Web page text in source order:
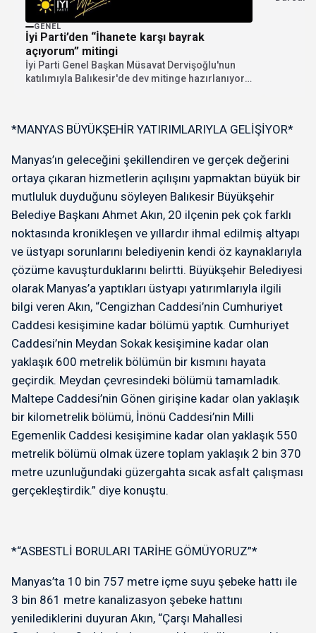
GENEL
İyi Parti’den “İhanete karşı bayrak
açıyorum” mitingi
İyi Parti Genel Başkan Müsavat Dervişoğlu'nun
katılımıyla Balıkesir'de dev mitinge hazırlanıyor.
*MANYAS BÜYÜKŞEHİR YATIRIMLARIYLA GELİŞİYOR*
Manyas’ın geleceğini şekillendiren ve gerçek değerini
ortaya çıkaran hizmetlerin açılışını yapmaktan büyük bir
mutluluk duyduğunu söyleyen Balıkesir Büyükşehir
Belediye Başkanı Ahmet Akın, 20 ilçenin pek çok farklı
noktasında kronikleşen ve yıllardır ihmal edilmiş altyapı
ve üstyapı sorunlarını belediyenin kendi öz kaynaklarıyla
çözüme kavuşturduklarını belirtti. Büyükşehir Belediyesi
olarak Manyas’a yaptıkları üstyapı yatırımlarıyla ilgili
bilgi veren Akın, “Cengizhan Caddesi’nin Cumhuriyet
Caddesi kesişimine kadar bölümü yaptık. Cumhuriyet
Caddesi’nin Meydan Sokak kesişimine kadar olan
yaklaşık 600 metrelik bölümün bir kısmını hayata
geçirdik. Meydan çevresindeki bölümü tamamladık.
Maltepe Caddesi’nin Gönen girişine kadar olan yaklaşık
bir kilometrelik bölümü, İnönü Caddesi’nin Milli
Egemenlik Caddesi kesişimine kadar olan yaklaşık 550
metrelik bölümü olmak üzere toplam yaklaşık 2 bin 370
metre uzunluğundaki güzergahta sıcak asfalt çalışması
gerçekleştirdik.” diye konuştu.
*“ASBESTLİ BORULARI TARİHE GÖMÜYORUZ”*
Manyas’ta 10 bin 757 metre içme suyu şebeke hattı ile
3 bin 861 metre kanalizasyon şebeke hattını
yenilediklerini duyuran Akın, “Çarşı Mahallesi